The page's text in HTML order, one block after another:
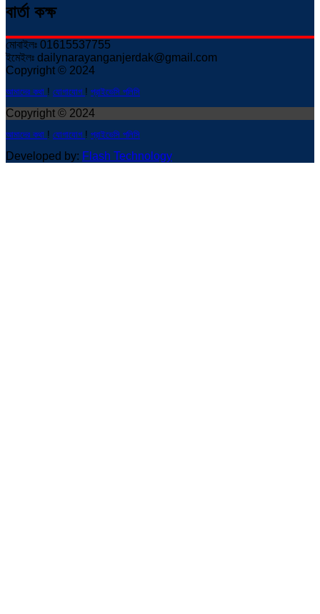
বার্তা কক্ষ
মোবাইলঃ 01615537755
ইমেইলঃ dailynarayanganjerdak@gmail.com
Copyright © 2024
আমাদের কথা ! যোগাযোগ ! প্রাইভেসি পলিসি
Copyright © 2024
আমাদের কথা ! যোগাযোগ ! প্রাইভেসি পলিসি
Developed by: Flash Technology